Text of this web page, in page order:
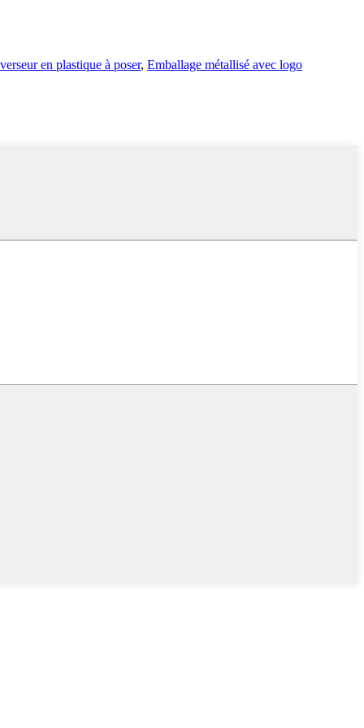
en plastique à poser, Emballage métallisé avec logo